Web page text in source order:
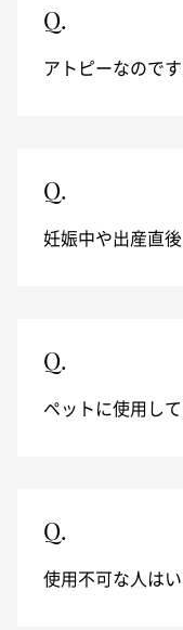
Q.
アトピーなので
Q.
妊娠中や出産直
Q.
ペットに使用し
Q.
使用不可な人は